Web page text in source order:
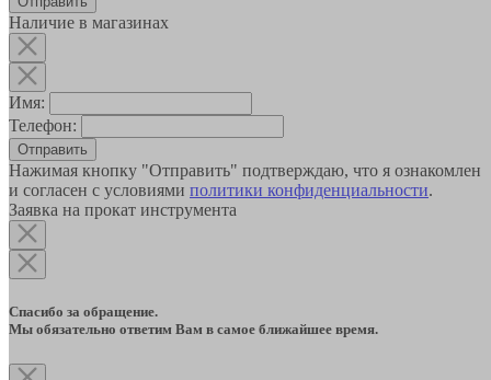
Наличие в магазинах
Имя:
Телефон:
Отправить
Нажимая кнопку "Отправить" подтверждаю, что я ознакомлен
и согласен с условиями политики конфиденциальности.
Заявка на прокат инструмента
Спасибо за обращение.
Мы обязательно ответим Вам в самое ближайшее время.